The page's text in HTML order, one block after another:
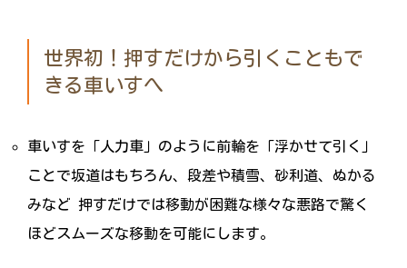
世界初！押すだけから引くこともで
きる車いすへ
車いすを「人力車」のように前輪を「浮かせて引く」
ことで坂道はもちろん、段差や積雪、砂利道、ぬかる
みなど 押すだけでは移動が困難な様々な悪路で驚く
ほどスムーズな移動を可能にします。